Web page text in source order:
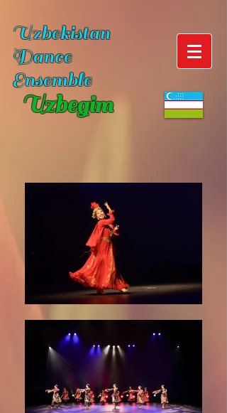
Uzbekistan
Dance
Ensemble
Uzbegim